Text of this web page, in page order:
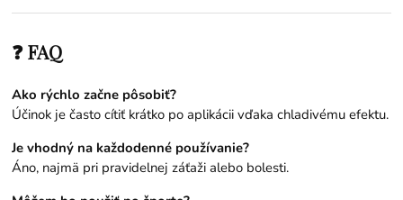
❓ FAQ
Ako rýchlo začne pôsobiť?
Účinok je často cítiť krátko po aplikácii vďaka chladivému efektu.
Je vhodný na každodenné používanie?
Áno, najmä pri pravidelnej záťaži alebo bolesti.